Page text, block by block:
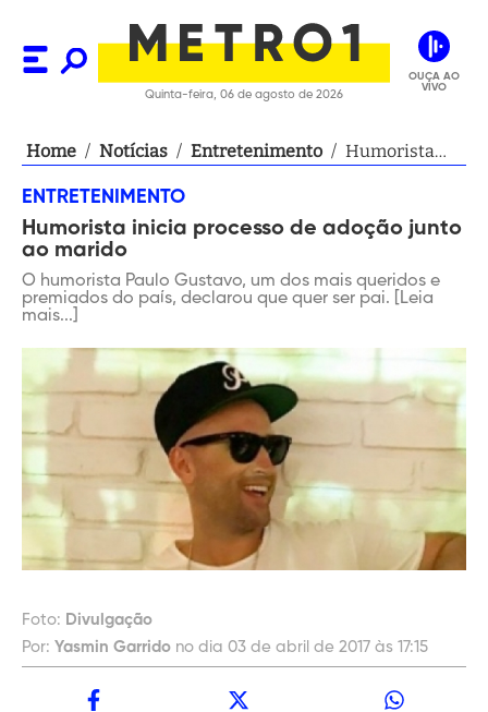
Quinta-feira, 06 de agosto de 2026
OUÇA AO
VIVO
Home / Notícias / Entretenimento / Humorista
adoção junto
ENTRETENIMENTO
Humorista inicia processo de adoção junto
ao marido
O humorista Paulo Gustavo, um dos mais queridos e
premiados do país, declarou que quer ser pai. [Leia
mais...]
Foto: Divulgação
Por: Yasmin Garrido no dia 03 de abril de 2017 às 17:15